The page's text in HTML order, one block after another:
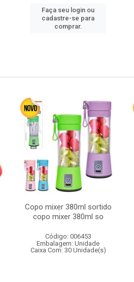
Faça seu login ou
cadastre-se para
comprar.
Copo mixer 380ml sortido
copo mixer 380ml so
Código: 006453
Embalagem: Unidade
Caixa Com: 30 Unidade(s)